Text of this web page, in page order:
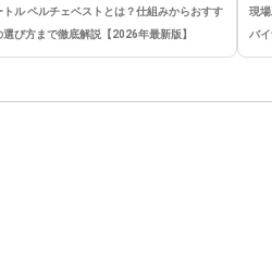
トル ペルチェベストとは？仕組みからおすす
選び方まで徹底解説【2026年最新版】
現
バ